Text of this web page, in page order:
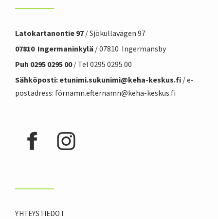
Latokartanontie 97 / Sjökullavägen 97
07810 Ingermaninkylä / 07810 Ingermansby
Puh 0295 0295 00/ Tel 0295 0295 00
Sähköposti: etunimi.sukunimi@keha-keskus.fi / e-
postadress: förnamn.efternamn@keha-keskus.fi
YHTEYSTIEDOT